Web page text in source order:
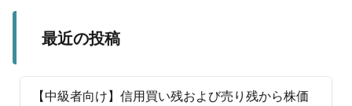
最近の投稿
【中級者向け】信用買い残および売り残から株価